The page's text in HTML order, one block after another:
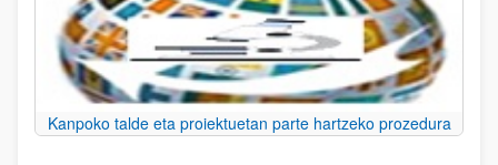
Kanpoko talde eta proiektuetan parte hartzeko prozedura